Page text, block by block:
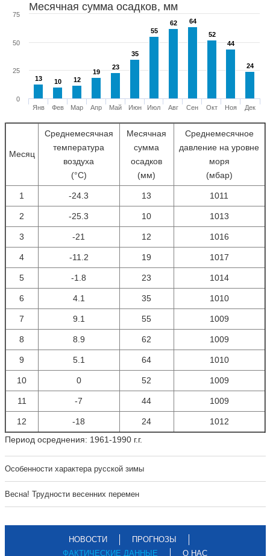
Месячная сумма осадков, мм
13
13 10
10 12
12
19
19
23
23
35
35
55
55
62
62 64
64
52
52
44
44
24
24
Янв Фев Мар Апр Май Июн Июл Авг Сен Окт Ноя Дек
0
25
50
75
Месяц
Среднемесячная
температура
воздуха
(°С)
Месячная
сумма
осадков
(мм)
Среднемесячное
давление на уровне
моря
(мбар)
1 -24.3 13 1011
2 -25.3 10 1013
3 -21 12 1016
4 -11.2 19 1017
5 -1.8 23 1014
6 4.1 35 1010
7 9.1 55 1009
8 8.9 62 1009
9 5.1 64 1010
10 0 52 1009
11 -7 44 1009
12 -18 24
1012
Период осреднения: 1961-1990 г.г.
Особенности характера русской зимы
Весна! Трудности весенних перемен
НОВОСТИ
ПРОГНОЗЫ
ФАКТИЧЕСКИЕ ДАННЫЕ
О НАС